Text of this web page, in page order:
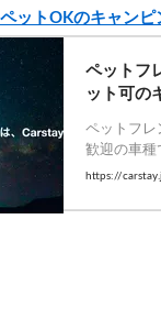
ットOKのキャンピ
ペットフ
ット可の
ペットフレ
歓迎の車種
ャンピング
https://